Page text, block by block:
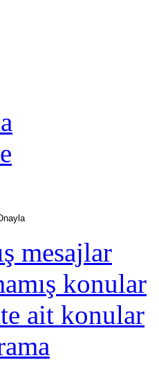
mesajlar
konular
ait konular